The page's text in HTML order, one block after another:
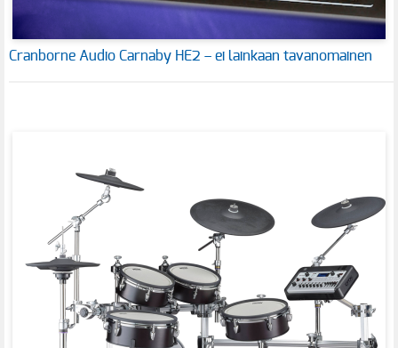
Cranborne Audio Carnaby HE2 – ei lainkaan tavanomainen